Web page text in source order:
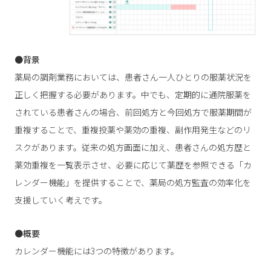
●背景
薬局の調剤業務においては、患者さん一人ひとりの服薬状況を
正しく把握する必要があります。中でも、定期的に通院服薬を
されている患者さんの場合、前回処方と今回処方で服薬期間が
重複することで、重複投薬や薬効の重複、副作用発生などのリ
スクがあります。従来の処方画面に加え、患者さんの処方歴と
薬効重複を一覧表示させ、必要に応じて薬歴を参照できる「カ
レンダー機能」を提供することで、薬局の処方監査の効率化を
支援していく考えです。
●概要
カレンダー機能には3つの特徴があります。